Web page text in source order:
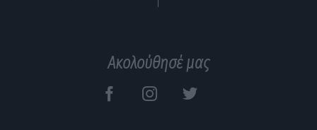
Ακολούθησέ μας